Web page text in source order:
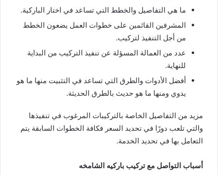
ما هي التفاصيل والخطط التي تساعد في اختار الباركية.
المشرفين القائمين على خطوات العمل يضعون الخطط
من أجل التنفيذ لتركيب.
عدد من العمالة المسؤلة عن تنفيذ التركيب من البداية
للنهاية.
أفضل الأدوات والطرق التي تساعد في التثبيت منها ما هو
يدوي ومنها ما هو حديث بالطرق الحديثة.
مزيد من التفاصيل الخاصة بالتركيبات المرغوب في تنفيذها
والتي تلعب دورًا في تحديد السعر فكافة الخطوات السابقة يتم
التعامل بها في تحديد الخدمة.
أسباب التواصل مع تركيب باركيه الشامخه